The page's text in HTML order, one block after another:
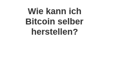
Wie kann ich
Bitcoin selber
herstellen?